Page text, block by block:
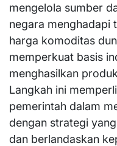
mengelola sumber
negara menghadapi
harga komoditas
memperkuat basis
menghasilkan
Langkah ini
pemerintah dalam
dengan strategi
dan berlandaskan